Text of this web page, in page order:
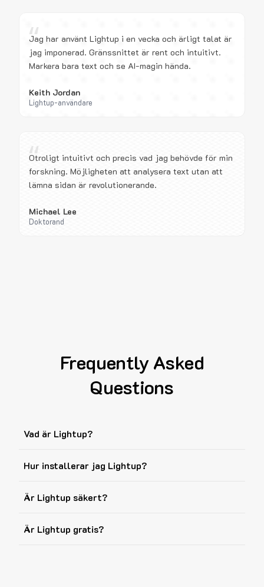
“
Jag har använt Lightup i en vecka och ärligt talat är
jag imponerad. Gränssnittet är rent och intuitivt.
Markera bara text och se AI-magin hända.
Keith Jordan
Lightup-användare
“
Otroligt intuitivt och precis vad jag behövde för min
forskning. Möjligheten att analysera text utan att
lämna sidan är revolutionerande.
Michael Lee
Doktorand
Frequently Asked
Questions
Vad är Lightup?
Hur installerar jag Lightup?
Är Lightup säkert?
Är Lightup gratis?